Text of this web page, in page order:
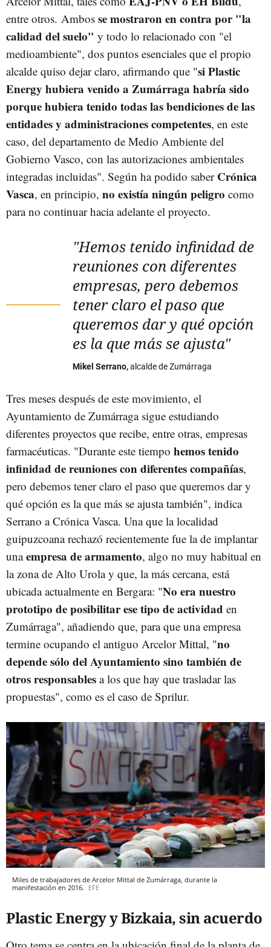
entre otros. Ambos se mostraron en contra por "la
calidad del suelo" y todo lo relacionado con "el
medioambiente", dos puntos esenciales que el propio
alcalde quiso dejar claro, afirmando que "si Plastic
Energy hubiera venido a Zumárraga habría sido
porque hubiera tenido todas las bendiciones de las
entidades y administraciones competentes, en este
caso, del departamento de Medio Ambiente del
Gobierno Vasco, con las autorizaciones ambientales
integradas incluidas". Según ha podido saber Crónica
Vasca, en principio, no existía ningún peligro como
para no continuar hacia adelante el proyecto.
"Hemos tenido infinidad de
reuniones con diferentes
empresas, pero debemos
tener claro el paso que
queremos dar y qué opción
es la que más se ajusta"
Mikel Serrano,alcalde de Zumárraga
Tres meses después de este movimiento, el
Ayuntamiento de Zumárraga sigue estudiando
diferentes proyectos que recibe, entre otras, empresas
farmacéuticas. "Durante este tiempo hemos tenido
infinidad de reuniones con diferentes compañías,
pero debemos tener claro el paso que queremos dar y
qué opción es la que más se ajusta también", indica
Serrano a Crónica Vasca. Una que la localidad
guipuzcoana rechazó recientemente fue la de implantar
unaempresa de armamento, algo no muy habitual en
la zona de Alto Urola y que, la más cercana, está
ubicada actualmente en Bergara: "No era nuestro
prototipo de posibilitar ese tipo de actividad en
Zumárraga", añadiendo que, para que una empresa
termine ocupando el antiguo Arcelor Mittal, "no
depende sólo del Ayuntamiento sino también de
otros responsables a los que hay que trasladar las
propuestas", como es el caso de Sprilur.
Miles de trabajadores de Arcelor Mittal de Zumárraga, durante la
manifestación en 2016. EFE
Plastic Energy y Bizkaia, sin acuerdo